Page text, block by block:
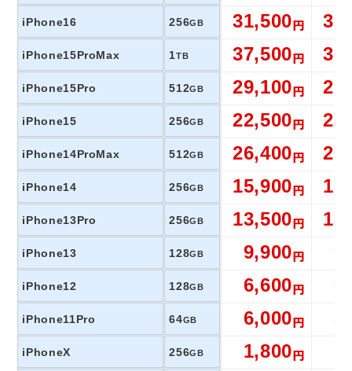
iPhone16 256GB 31,500
iPhone15ProMax 1TB 37,500
iPhone15Pro 512GB 29,100
iPhone15 256GB 22,500
iPhone14ProMax 512GB 26,400
iPhone14 256GB 15,900
iPhone13Pro 256GB 13,500
iPhone13 128GB 9,900
iPhone12 128GB 6,600
iPhone11Pro 64GB 6,000
iPhoneX 256GB 1,800